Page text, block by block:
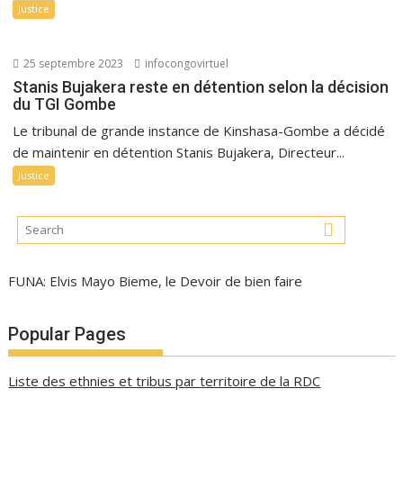
Justice
25 septembre 2023 infocongovirtuel
Stanis Bujakera reste en détention selon la décision
du TGI Gombe
Le tribunal de grande instance de Kinshasa-Gombe a décidé
de maintenir en détention Stanis Bujakera, Directeur...
Justice
FUNA: Elvis Mayo Bieme, le Devoir de bien faire
Popular Pages
Liste des ethnies et tribus par territoire de la RDC